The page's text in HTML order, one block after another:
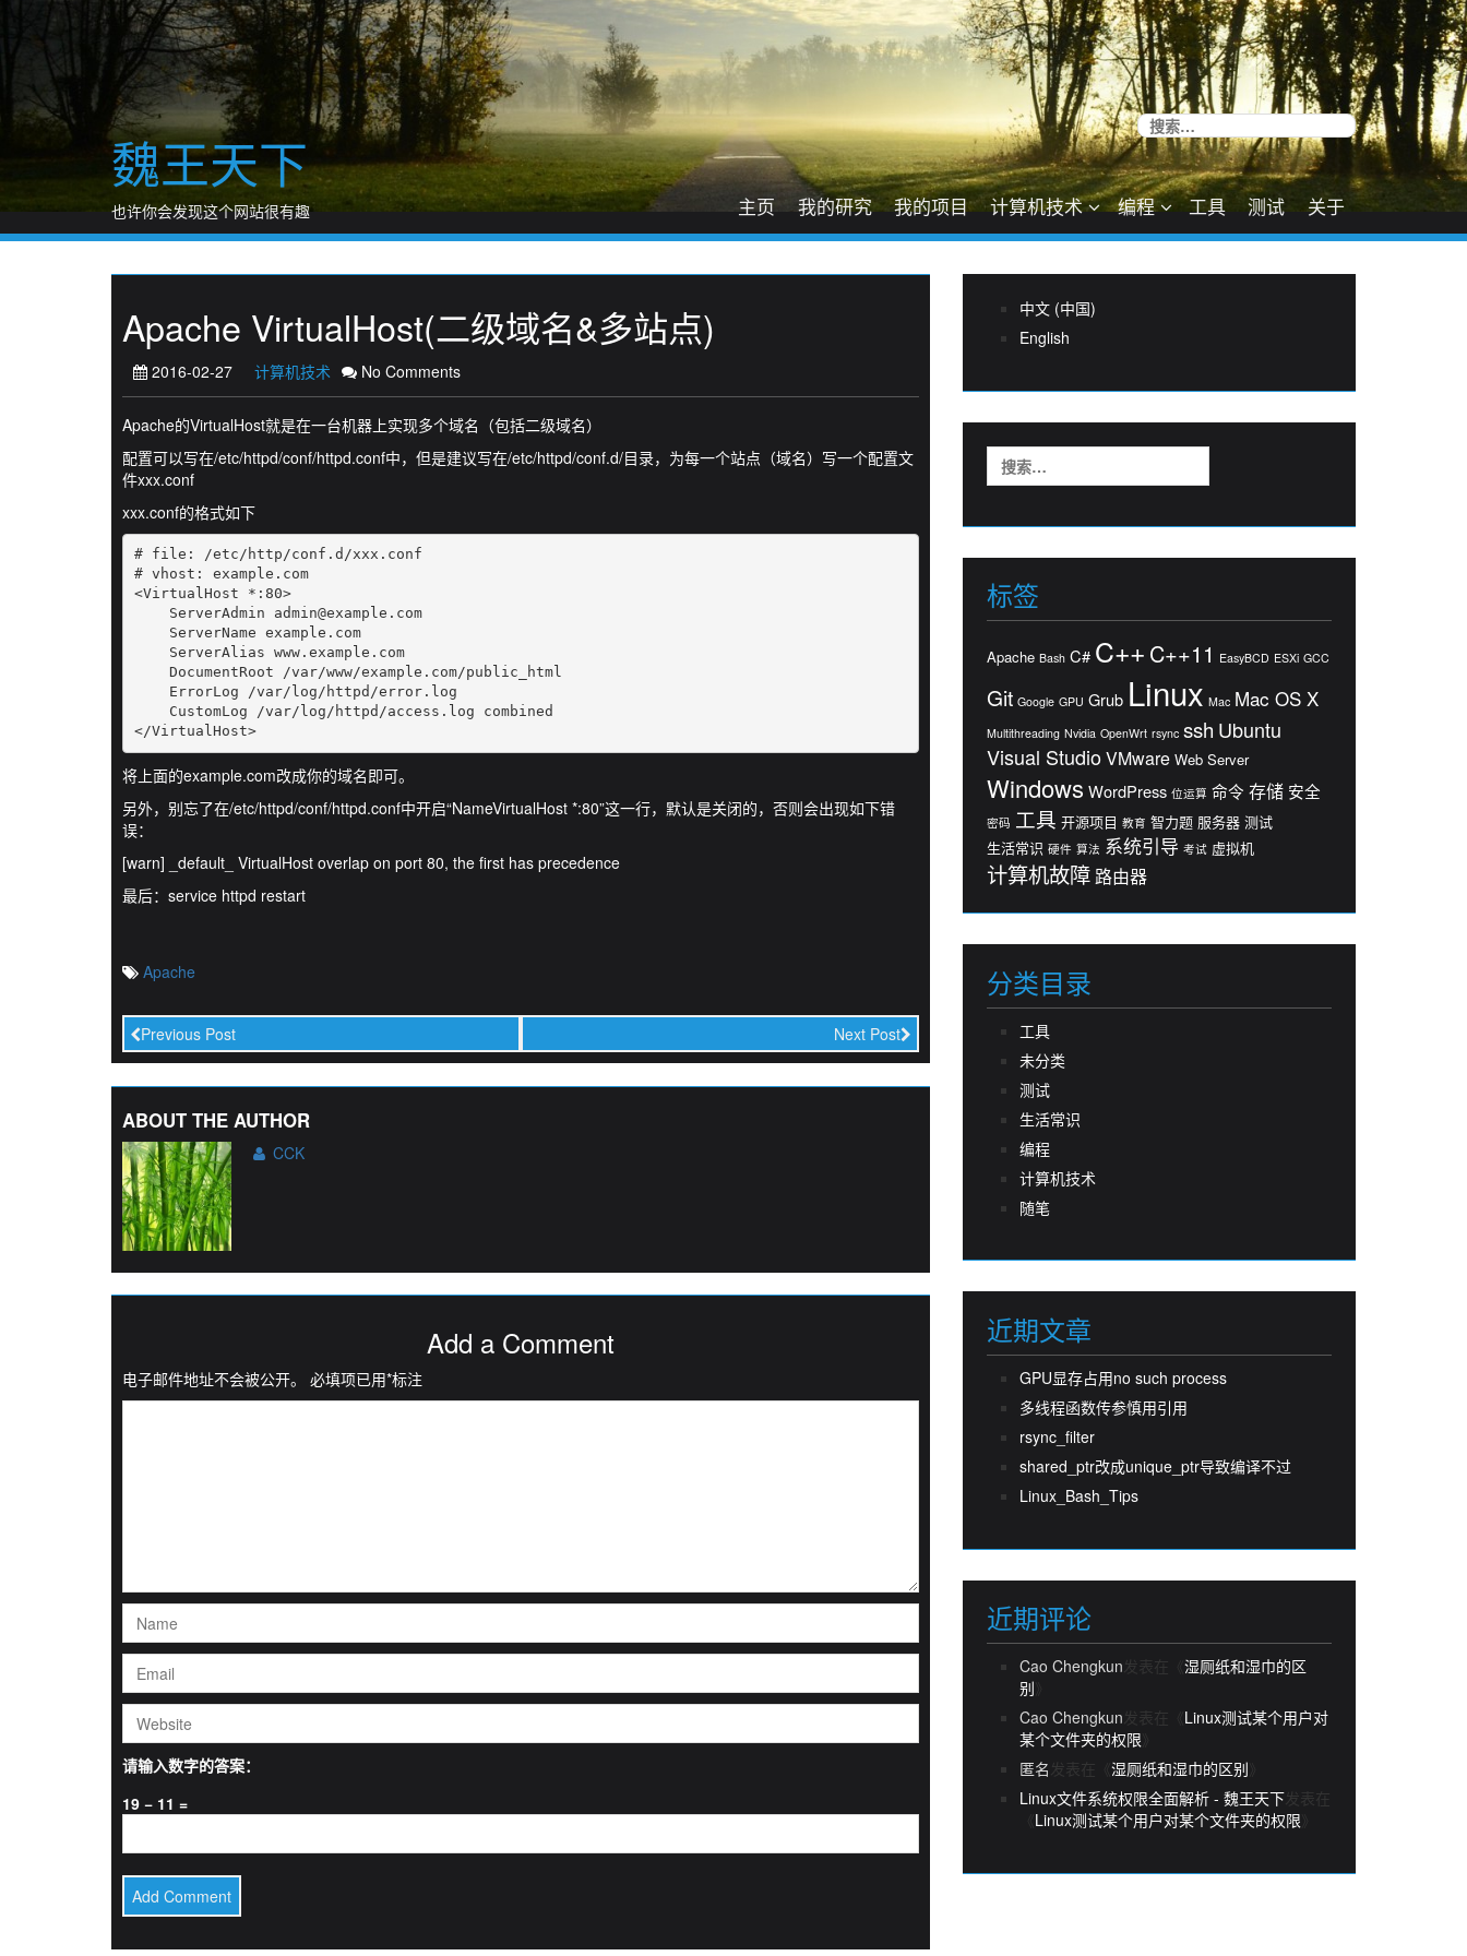
魏王天下
也许你会发现这个网站很有趣
搜
索：
主页 我的研究 我的项目 计算机技术 编程 工具 测试 关于
Apache VirtualHost(二级域名&多站点)
2016-02-27 计算机技术 No Comments
Apache的VirtualHost就是在一台机器上实现多个域名（包括二级域名）
配置可以写在/etc/httpd/conf/httpd.conf中，但是建议写在/etc/httpd/conf.d/目录，为每一个站点（域名）写一个配置文
件xxx.conf
xxx.conf的格式如下
# file: /etc/http/conf.d/xxx.conf
# vhost: example.com
<VirtualHost *:80>
    ServerAdmin admin@example.com
    ServerName example.com
    ServerAlias www.example.com
    DocumentRoot /var/www/example.com/public_html
    ErrorLog /var/log/httpd/error.log
    CustomLog /var/log/httpd/access.log combined
</VirtualHost>
将上面的example.com改成你的域名即可。
另外，别忘了在/etc/httpd/conf/httpd.conf中开启“NameVirtualHost *:80”这一行，默认是关闭的，否则会出现如下错
误：
[warn] _default_ VirtualHost overlap on port 80, the first has precedence
最后：service httpd restart
Apache
Previous Post Next Post
ABOUT THE AUTHOR
CCK
Add a Comment
电子邮件地址不会被公开。 必填项已用*标注
请输入数字的答案：
19 − 11 =
中文 (中国)
English
索：
标签
Apache Bash C# C++ C++11 EasyBCD ESXi GCC
Git Google GPU Grub Linux Mac Mac OS X
Multithreading Nvidia OpenWrt rsync ssh Ubuntu
Visual StudioVMware Web Server
Windows WordPress 位运算 命令 存储 安全
密码 工具 开源项目 教育 智力题 服务器 测试
生活常识 硬件 算法 系统引导 考试 虚拟机
计算机故障 路由器
分类目录
工具
未分类
测试
生活常识
编程
计算机技术
随笔
近期文章
GPU显存占用no such process
多线程函数传参慎用引用
rsync_filter
shared_ptr改成unique_ptr导致编译不过
Linux_Bash_Tips
近期评论
Cao Chengkun发表在《 湿厕纸和湿巾的区
别
Cao Chengkun发表在《 Linux测试某个用户对
某个文件夹的权限
匿名 发表在《 湿厕纸和湿巾的区别
Linux文件系统权限全面解析 - 魏王天下发表在
Linux测试某个用户对某个文件夹的权限